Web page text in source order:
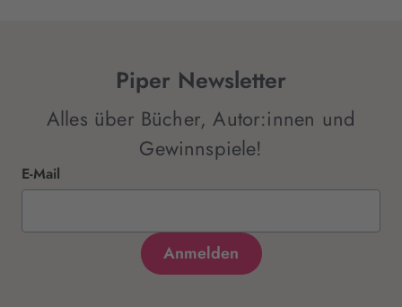
Piper Newsletter
Alles über Bücher, Autor:innen und
Gewinnspiele!
E-Mail